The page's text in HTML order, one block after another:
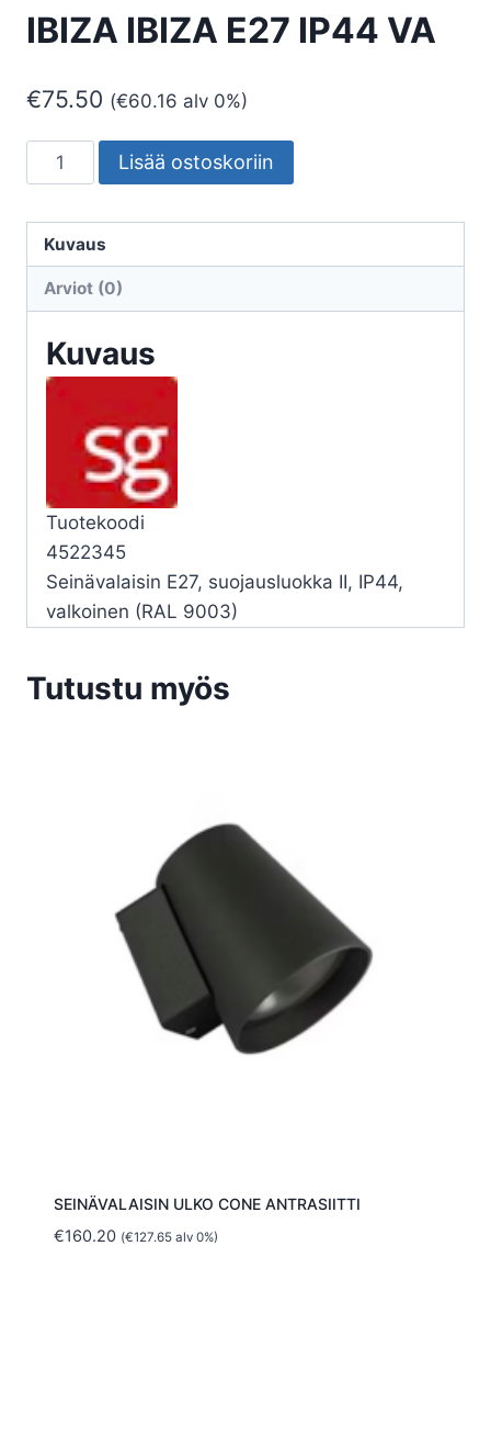
IBIZA IBIZA E27 IP44 VA
€75.50 (€60.16 alv 0%)
SEINÄVALAISIN
ULKO
IBIZA
E27
määrä
Lisää ostoskoriin
Kuvaus
Arviot (0)
Kuvaus
Tuotekoodi
4522345
Seinävalaisin E27, suojausluokka II, IP44,
valkoinen (RAL 9003)
Tutustu myös
SEINÄVALAISIN ULKO CONE ANTRASIITTI
€160.20 (€127.65alv 0%)